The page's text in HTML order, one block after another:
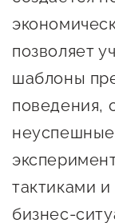
Центр
О
Центр
позволяет
шаблоны
поведения,
неуспешные
тактиками
бизнес-